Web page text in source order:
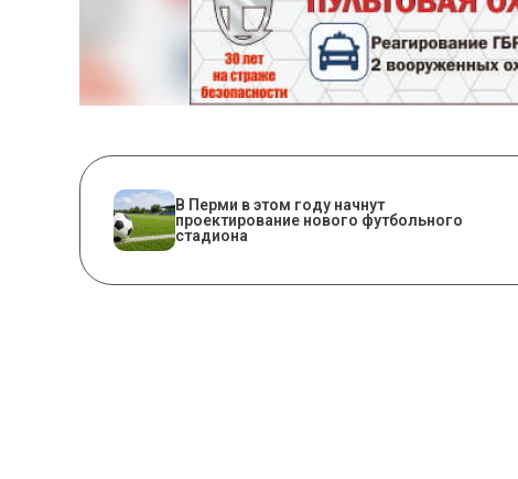
В Перми в этом году начнут
проектирование нового футбольного
стадиона